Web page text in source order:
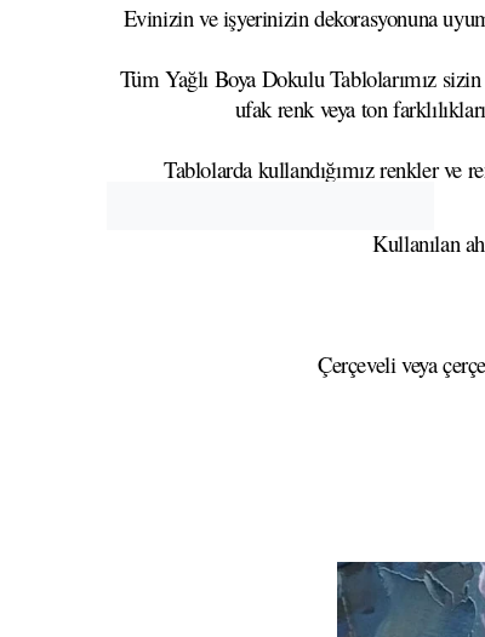
Evinizin ve işyerinizin dekorasyonuna
Tüm Yağlı Boya Dokulu Tablolarımız
ufak renk veya ton
Tablolarda kullandığımız renkler ve
Kullanılan
Çerçeveli veya